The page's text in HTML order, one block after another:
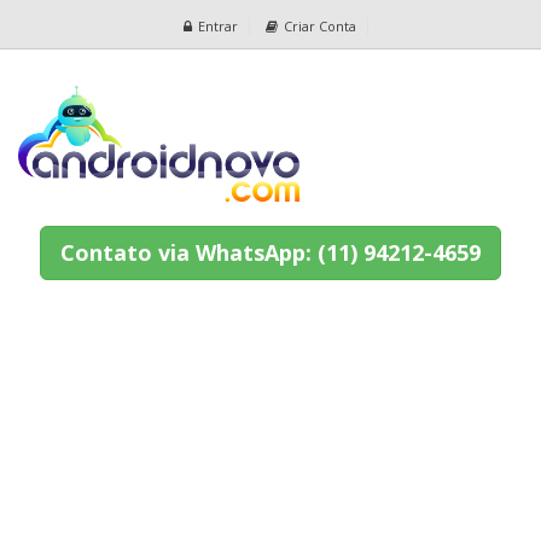
Entrar Criar Conta
Contato via WhatsApp: (11) 94212-4659